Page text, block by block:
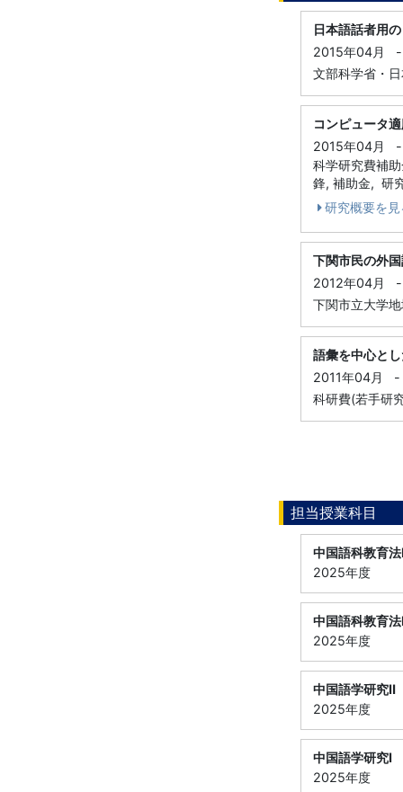
日本語話者用
2015年04月
-
文部科学省・
コンピュータ
2015年04月
-
科学研究費補
鋒, 補助金, 研
研究概要を見
下関市民の外
2012年04月
-
下関市立大学
語彙を中心と
2011年04月
-
科研費(若手研
担当授業科目
中国語科教育
2025年度
中国語科教育法
2025年度
中国語学研究Ⅱ
2025年度
中国語学研究Ⅰ
2025年度